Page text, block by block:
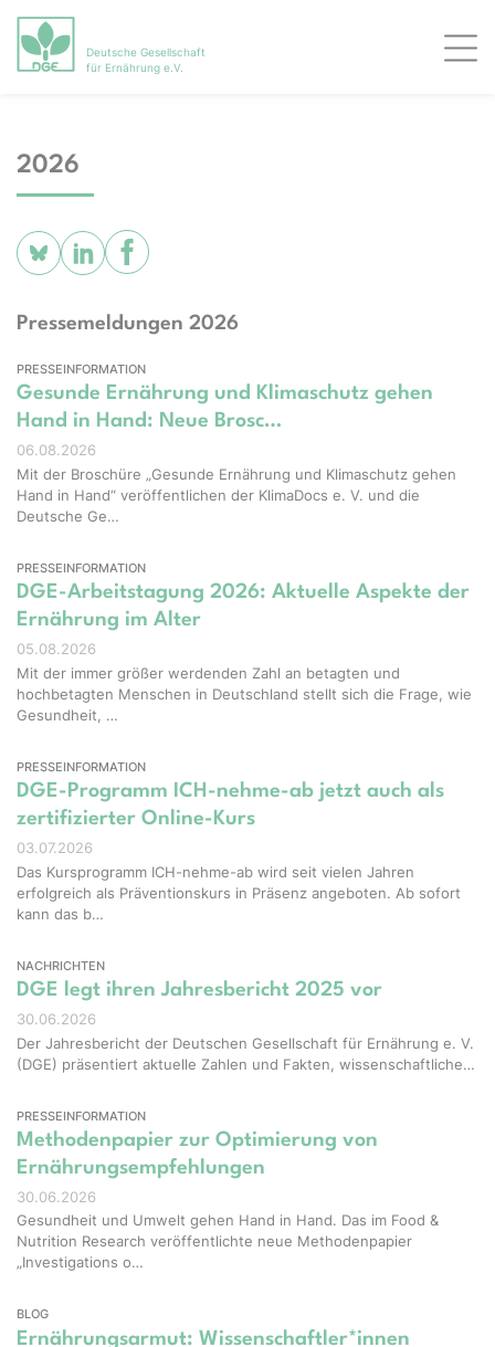
Deutsche Gesellschaft
für Ernährung e.V.
2026
Pressemeldungen 2026
PRESSEINFORMATION
Gesunde Ernährung und Klimaschutz gehen
Hand in Hand: Neue Brosc…
06.08.2026
Mit der Broschüre „Gesunde Ernährung und Klimaschutz gehen
Hand in Hand“ veröffentlichen der KlimaDocs e. V. und die
Deutsche Ge…
PRESSEINFORMATION
DGE-Arbeitstagung 2026: Aktuelle Aspekte der
Ernährung im Alter
05.08.2026
Mit der immer größer werdenden Zahl an betagten und
hochbetagten Menschen in Deutschland stellt sich die Frage, wie
Gesundheit, …
PRESSEINFORMATION
DGE-Programm ICH-nehme-ab jetzt auch als
zertifizierter Online-Kurs
03.07.2026
Das Kursprogramm ICH-nehme-ab wird seit vielen Jahren
erfolgreich als Präventionskurs in Präsenz angeboten. Ab sofort
kann das b…
NACHRICHTEN
DGE legt ihren Jahresbericht 2025 vor
30.06.2026
Der Jahresbericht der Deutschen Gesellschaft für Ernährung e. V.
(DGE) präsentiert aktuelle Zahlen und Fakten, wissenschaftliche…
PRESSEINFORMATION
Methodenpapier zur Optimierung von
Ernährungsempfehlungen
30.06.2026
Gesundheit und Umwelt gehen Hand in Hand. Das im Food &
Nutrition Research veröffentlichte neue Methodenpapier
„Investigations o…
BLOG
Ernährungsarmut: Wissenschaftler*innen